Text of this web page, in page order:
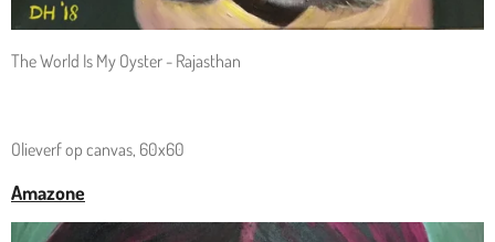
The World Is My Oyster - Rajasthan
Olieverf op canvas, 60x60
Amazone